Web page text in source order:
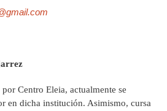
Centro Eleia, actualmente se
en dicha institución. Asimismo, cursa